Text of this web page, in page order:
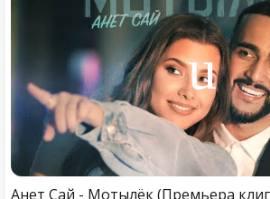
Анет Сай - Мотылёк (Премьера